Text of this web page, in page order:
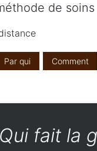
de
Par qui Comment
Qui fait la